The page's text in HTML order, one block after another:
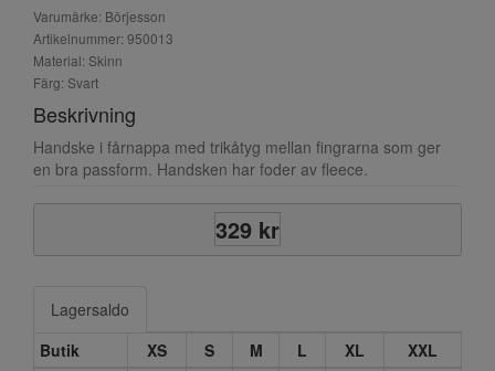
Varumärke: Börjesson
Artikelnummer: 950013
Material: Skinn
Färg: Svart
Beskrivning
Handske i fårnappa med trikåtyg mellan fingrarna som ger
en bra passform. Handsken har foder av fleece.
329 kr
Lagersaldo
Butik
XS S M L XL XXL